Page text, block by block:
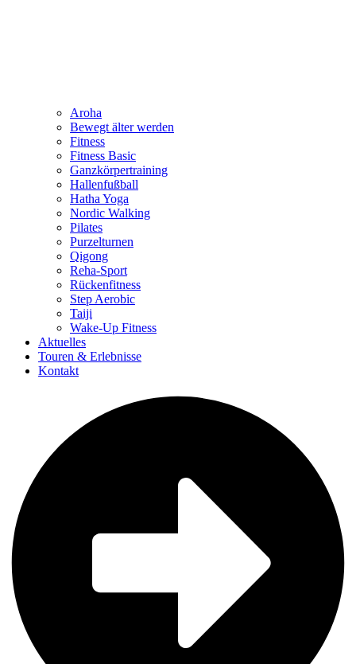
Aroha
Bewegt älter werden
Fitness
Fitness Basic
Ganzkörpertraining
Hallenfußball
Hatha Yoga
Nordic Walking
Pilates
Purzelturnen
Qigong
Reha-Sport
Rückenfitness
Step Aerobic
Taiji
Wake-Up Fitness
Aktuelles
Touren & Erlebnisse
Kontakt